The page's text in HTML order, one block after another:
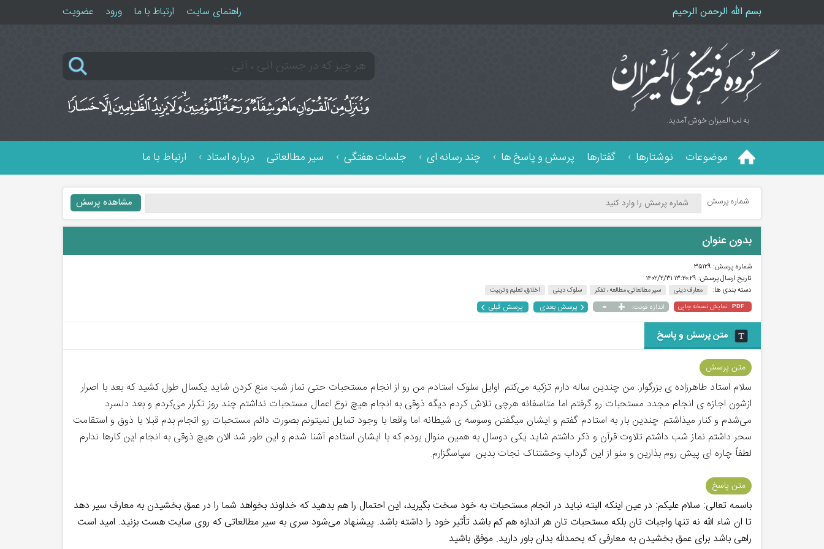
بسم الله الرحمن الرحیم راهنمای سایت ارتباط با ما ورود عضویت
به لب المیزان خوش آمدید.
موضوعات نوشتارها گفتارها پرسش و پاسخ ها چند رسانه ای جلسات هفتگی سیر مطالعاتی درباره استاد ارتباط با ما
شماره پرسش:
بدون عنوان
شماره پرسش: ۳۵۱۲۹
تاریخ ارسال پرسش: ۱۳:۲۰:۲۹ ۱۴۰۲/۲/۳۱
دسته بندی ها:
معارف دینی سیر مطالعاتی، مطالعه ، تفکر سلوک دینی اخلاق، تعلیم و تربیت
PDF نمایش نسخه چاپی اندازه فونت: +
- پرسش بعدی پرسش قبلی
متن پرسش و پاسخ
متن پرسش
سلام استاد طاهرزاده ی بزرگوار: من چندین ساله دارم تزکیه می‌کنم. اوایل سلوک استادم من رو از انجام مستحبات حتی نماز شب منع کردن شاید یکسال طول کشید که بعد با اصرار
ازشون اجازه ی انجام مجدد مستحبات رو گرفتم اما متاسفانه هرچی تلاش کردم دیگه ذوقی به انجام هیچ نوع اعمال مستحبات نداشتم چند روز تکرار می‌کردم و بعد دلسرد
می‌شدم و کنار میذاشتم. چندین بار به استادم گفتم و ایشان میگفتن وسوسه ی شیطانه اما واقعا با وجود تمایل نمیتونم بصورت دائم مستحبات رو انجام بدم قبلا با ذوق و استقامت
سحر داشتم نماز شب داشتم تلاوت قرآن و ذکر داشتم شاید یکی دوسال به همین منوال بودم که با ایشان استادم آشنا شدم و این طور شد الان هیچ ذوقی به انجام این کارها ندارم
لطفاً چاره ای پیش روم بذارین و منو از این گرداب وحشتناک نجات بدین. سپاسگزارم.
متن پاسخ
باسمه تعالی: سلام علیکم: در عین اینکه البته نباید در انجام مستحبات به خود سخت بگیرید، این احتمال را هم بدهید که خداوند بخواهد شما را در عمق بخشیدن به معارف سیر دهد
تا ان شاء الله نه تنها واجبات تان بلکه مستحبات تان هر اندازه هم کم باشد تأثیر خود را داشته باشد. پیشنهاد می‌شود سری به سیر مطالعاتی که روی سایت هست بزنید. امید است
راهی باشد برای عمق بخشیدن به معارفی که بحمدلله بدان باور دارید. موفق باشید